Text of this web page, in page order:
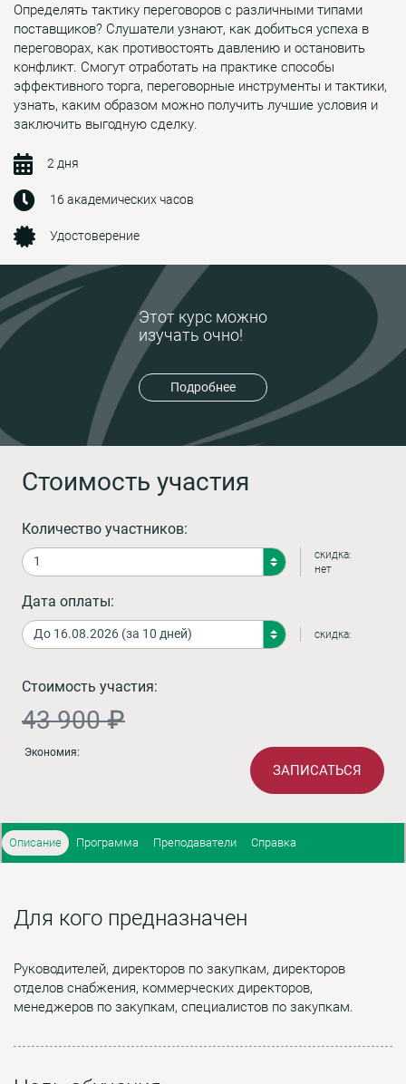
Этот курс можно
изучать очно!
Подробнее
Определять тактику переговоров с различными типами
поставщиков? Слушатели узнают, как добиться успеха в
переговорах, как противостоять давлению и остановить
конфликт. Смогут отработать на практике способы
эффективного торга, переговорные инструменты и тактики,
узнать, каким образом можно получить лучшие условия и
заключить выгодную сделку.
2 дня
16 академических часов
Удостоверение
Стоимость участия
Количество участников:
скидка:
нет
Дата оплаты:
скидка:
Стоимость участия:
43 900 ₽
Экономия:
ЗАПИСАТЬСЯ
Описание Программа Преподаватели Справка
Для кого предназначен
Руководителей, директоров по закупкам, директоров
отделов снабжения, коммерческих директоров,
менеджеров по закупкам, специалистов по закупкам.